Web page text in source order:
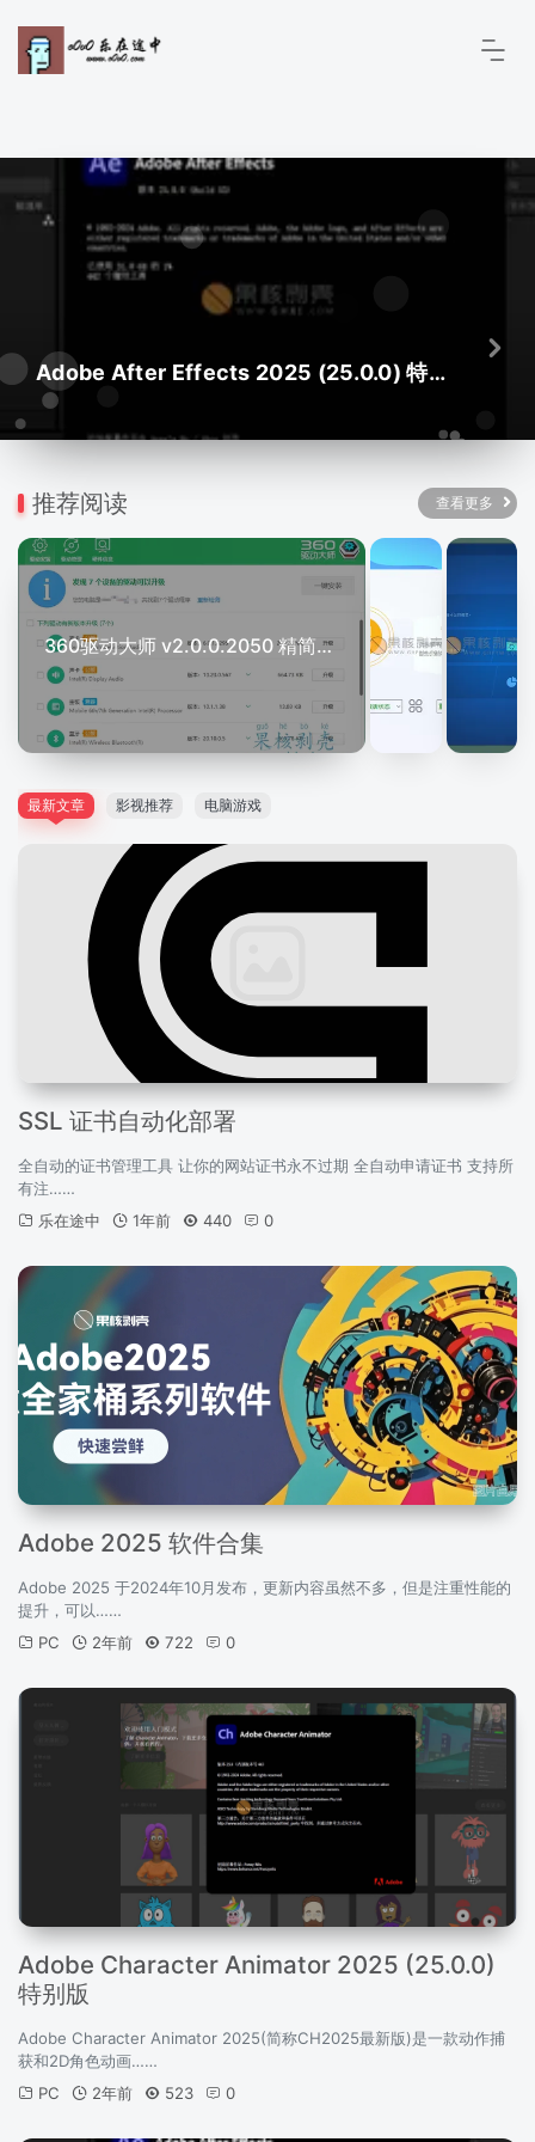
Adobe After Effects 2025 (25.0.0) 特别版
推荐阅读 查看更多
360驱动大师 v2.0.0.2050 精简单文件版
最新文章 影视推荐 电脑游戏
SSL 证书自动化部署
全自动的证书管理工具 让你的网站证书永不过期 全自动申请证书 支持所
有注……
乐在途中
1年前 440 0
Adobe 2025 软件合集
Adobe 2025 于2024年10月发布，更新内容虽然不多，但是注重性能的
提升，可以……
PC
2年前 722 0
Adobe Character Animator 2025 (25.0.0)
特别版
Adobe Character Animator 2025(简称CH2025最新版)是一款动作捕
获和2D角色动画……
PC
2年前 523 0